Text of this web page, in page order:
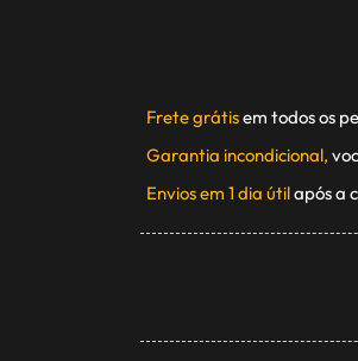
Frete grátisem todos os
Garantia incondicional,
Envios em 1 dia útilapós a